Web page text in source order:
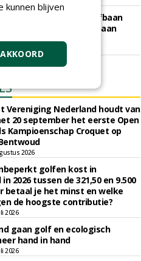
Gooise Meren gunt Golfbaan
aan Hollandsche Golfbaan
2026
Vereniging Nederland houdt van
20 september het eerste Open
Kampioenschap Croquet op
2026
golfen kost in
2026 tussen de 321,50 en 9.500
betaal je het minst en welke
de hoogste contributie?
2026
gaan golf en ecologisch
hand in hand
2026
blijven
AKKOORD